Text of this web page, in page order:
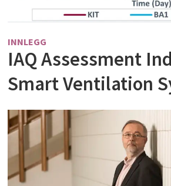
INNLEGG
IAQ Assessment
Smart Ventilation